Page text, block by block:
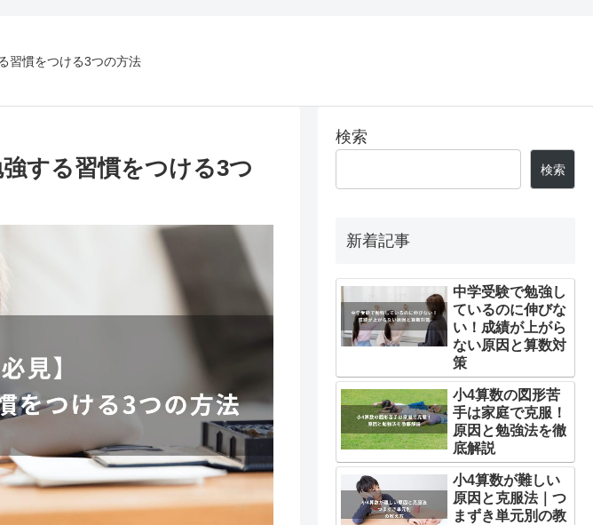
習慣をつける3つの方法
強する習慣をつける3つ
検索
検索
新着記事
中学受験で勉強し
ているのに伸びな
い！成績が上がら
ない原因と算数対
策
小4算数の図形苦
手は家庭で克服！
原因と勉強法を徹
底解説
小4算数が難しい
原因と克服法｜つ
まずき単元別の教